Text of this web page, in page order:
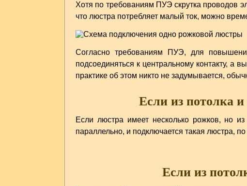
Хотя по требованиям ПУЭ скрутка проводов
что люстра потребляет малый ток, можно
Согласно требованиям ПУЭ, для
подсоединяться к центральному контакту, а
практике об этом никто не задумывается,
Если из потолка
Если люстра имеет несколько рожков, но
параллельно, и подключается такая люстра,
Если из